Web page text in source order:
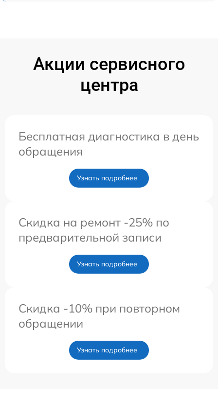
Акции сервисного
центра
Бесплатная диагностика в день
обращения
Узнать подробнее
Скидка на ремонт -25% по
предварительной записи
Узнать подробнее
Скидка -10% при повторном
обращении
Узнать подробнее